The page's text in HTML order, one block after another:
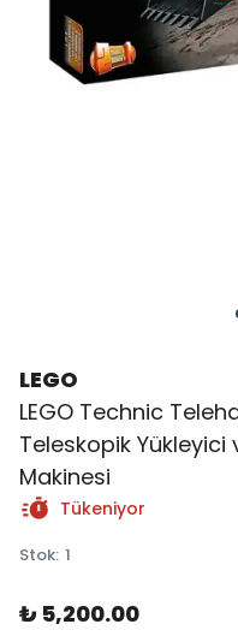
LEGO
LEGO Technic
Teleskopik Yükleyici
Makinesi
Tükeniyor
Stok: 1
₺ 5,200.00